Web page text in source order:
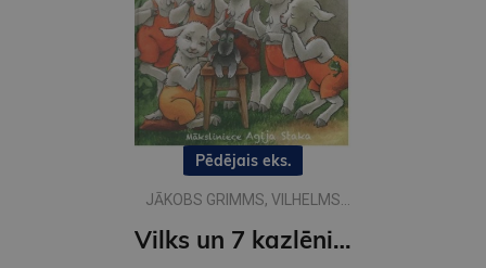
Pēdējais eks.
JĀKOBS GRIMMS, VILHELMS
Vilks un 7 kazlēni pasaku klasika